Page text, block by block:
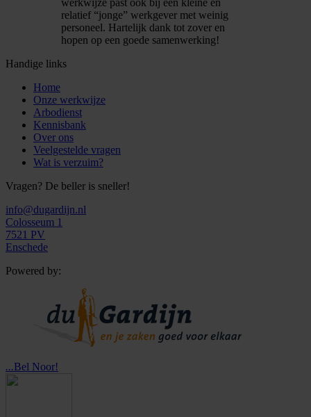
relatief “jonge” werkgever met weinig
personeel. Hartelijk dank tot zover en
hopen op een goede samenwerking!
Handige links
Home
Onze werkwijze
Arbodienst
Kennisbank
Over ons
Veelgestelde vragen
Wat is verzuim?
Vragen? De beller is sneller!
info@dugardijn.nl
Colosseum 1
7521 PV
Enschede
Powered by:
...Bel Noor!